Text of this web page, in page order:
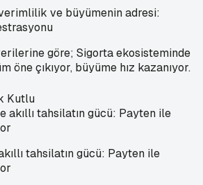
ve büyümenin adresi:
göre; Sigorta ekosisteminde
öne çıkıyor, büyüme hız kazanıyor.
Kutlu
tahsilatın gücü: Payten ile